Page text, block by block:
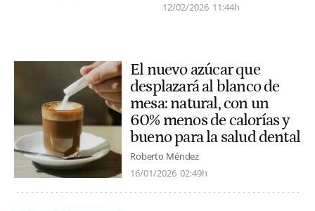
12/02/2026 11:44h
El nuevo azúcar que
desplazará al blanco de
mesa: natural, con un
60% menos de calorías y
bueno para la salud dental
Roberto Méndez
16/01/2026 02:49h